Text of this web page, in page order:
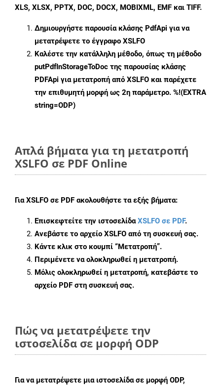
XLS, XLSX, PPTX, DOC, DOCX, MOBIXML, EMF και TIFF.
Δημιουργήστε παρουσία κλάσης PdfApi για να
μετατρέψετε το έγγραφο XSLFO
Καλέστε την κατάλληλη μέθοδο, όπως τη μέθοδο
putPdfInStorageToDoc της παρουσίας κλάσης
PDFApi για μετατροπή από XSLFO και παρέχετε
την επιθυμητή μορφή ως 2η παράμετρο. %!(EXTRA
string=ODP)
Απλά βήματα για τη μετατροπή
XSLFO σε PDF Online
ΓιαXSLFO σε PDF ακολουθήστε τα εξής βήματα:
Επισκεφτείτε την ιστοσελίδαXSLFO σε PDF.
Ανεβάστε το αρχείο XSLFO από τη συσκευή σας.
Κάντε κλικ στο κουμπί “Μετατροπή”.
Περιμένετε να ολοκληρωθεί η μετατροπή.
Μόλις ολοκληρωθεί η μετατροπή, κατεβάστε το
αρχείο PDF στη συσκευή σας.
Πώς να μετατρέψετε την
ιστοσελίδα σε μορφή ODP
Για να μετατρέψετε μια ιστοσελίδα σε μορφή ODP,